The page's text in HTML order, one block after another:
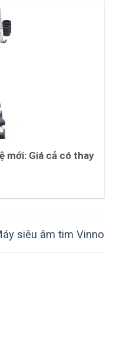
mới: Giá cả có thay
siêu âm tim Vinno